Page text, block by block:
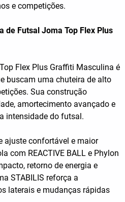
e competições.
de Futsal Joma Top Flex Plus
Flex Plus Graffiti Masculina é
buscam uma chuteira de alto
Sua construção
amortecimento avançado e
intensidade do futsal.
ajuste confortável e maior
com REACTIVE BALL e Phylon
retorno de energia e
STABILIS reforça a
laterais e mudanças rápidas